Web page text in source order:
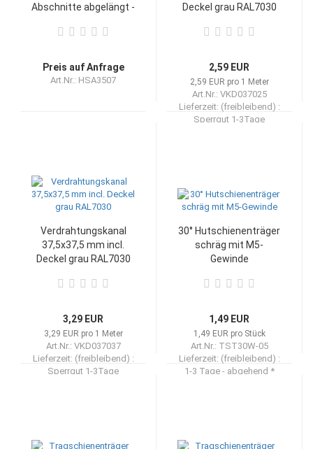
Abschnitte abgelängt -
Preis auf Anfrage
Art.Nr.: HSA3507
Deckel grau RAL7030
2,59 EUR
2,59 EUR pro 1 Meter
Art.Nr.: VKD037025
Lieferzeit: (freibleibend) :
Sperrgut 1-3Tage
Verdrahtungskanal
37,5x37,5 mm incl.
Deckel grau RAL7030
3,29 EUR
3,29 EUR pro 1 Meter
Art.Nr.: VKD037037
Lieferzeit: (freibleibend) :
Sperrgut 1-3Tage
30° Hutschienenträger
schräg mit M5-
Gewinde
1,49 EUR
1,49 EUR pro Stück
Art.Nr.: TST30W-05
Lieferzeit: (freibleibend) :
1-3 Tage - abgehend *